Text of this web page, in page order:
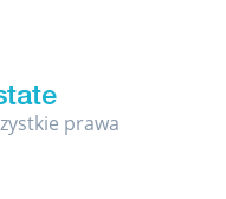
prawa